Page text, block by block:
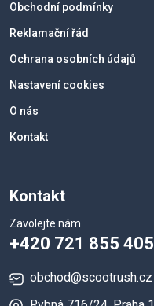
Obchodní podmínky
Reklamační řád
Ochrana osobních údajů
Nastavení cookies
O nás
Kontakt
Kontakt
Zavolejte nám
+420 721 855 405
obchod@scootrush.cz